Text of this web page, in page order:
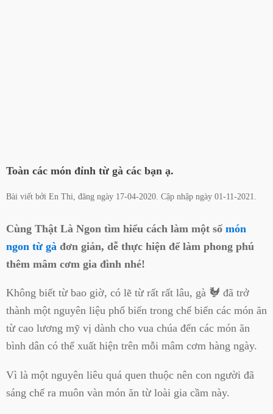
Toàn các món đỉnh từ gà các bạn ạ.
Bài viết bởi En Thi, đăng ngày 17-04-2020. Cập nhập ngày 01-11-2021.
Cùng Thật Là Ngon tìm hiểu cách làm một số món
ngon từ gà đơn giản, dễ thực hiện để làm phong phú
thêm mâm cơm gia đình nhé!
Không biết từ bao giờ, có lẽ từ rất rất lâu, gà 🐓 đã trở
thành một nguyên liệu phổ biến trong chế biến các món ăn
từ cao lương mỹ vị dành cho vua chúa đến các món ăn
bình dân có thể xuất hiện trên mỗi mâm cơm hàng ngày.
Vì là một nguyên liêu quá quen thuộc nên con người đã
sáng chế ra muôn vàn món ăn từ loài gia cầm này.